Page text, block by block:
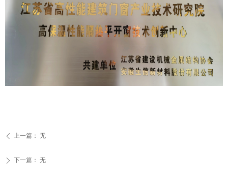
ꄴ 上一篇： 无
ꄲ 下一篇： 无